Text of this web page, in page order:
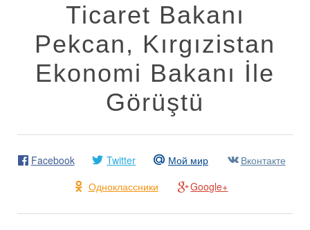
Ticaret Bakanı
Pekcan, Kırgızistan
Ekonomi Bakanı İle
Görüştü
Facebook Twitter Мой мир
Вконтакте
Одноклассники
Google+